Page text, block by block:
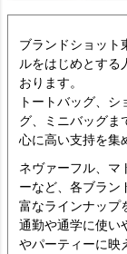
ブランドショット
ルをはじめとする
おります。
トートバッグ、
グ、ミニバッグま
心に高い支持を集
ネヴァーフル、マ
ーなど、各ブラン
富なラインナップ
通勤や通学に使い
やパーティーに映